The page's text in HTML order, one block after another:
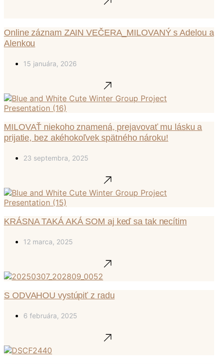
Online záznam ZAIN VEČERA_MILOVANÝ s Adelou a
Alenkou
15 januára, 2026
MILOVAŤ niekoho znamená, prejavovať mu lásku a
prijatie, bez akéhokoľvek spätného nároku!
23 septembra, 2025
KRÁSNA TAKÁ AKÁ SOM aj keď sa tak necítim
12 marca, 2025
S ODVAHOU vystúpiť z radu
6 februára, 2025